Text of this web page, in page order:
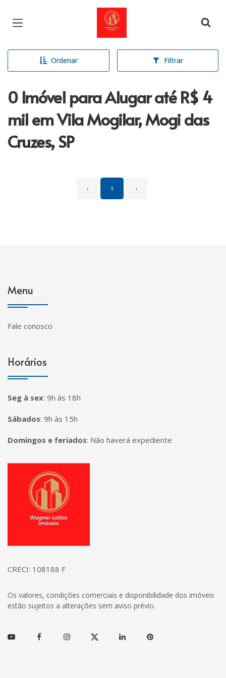
Página inicial
Ordenar Filtrar
0 Imóvel para Alugar até R$ 4
mil em Vila Mogilar, Mogi das
Cruzes, SP
‹ 1 ›
Menu
Fale conosco
Horários
Seg à sex: 9h às 18h
Sábados: 9h às 15h
Domingos e feriados: Não haverá expediente
Página inicial
CRECI: 108188 F
Os valores, condições comerciais e disponibilidade dos imóveis
estão sujeitos a alterações sem aviso prévio.
Youtube FacebookInstagramTwitter Linkedin Pinterest